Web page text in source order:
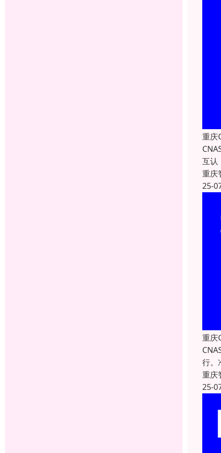
重庆
互认
重庆
25-
重庆
行。
重庆
25-